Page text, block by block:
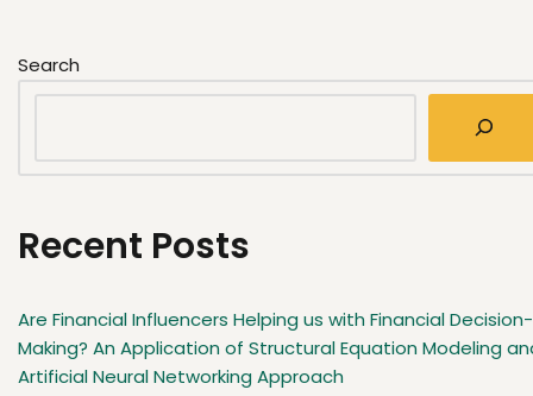
Search
Recent Posts
Are Financial Influencers Helping us with Financial Decision-
Making? An Application of Structural Equation Modeling
Artificial Neural Networking Approach